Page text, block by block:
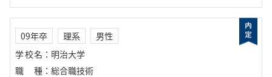
09年卒 理系
男性
学校名 ： 明治大学
職種 ： 総合職技術